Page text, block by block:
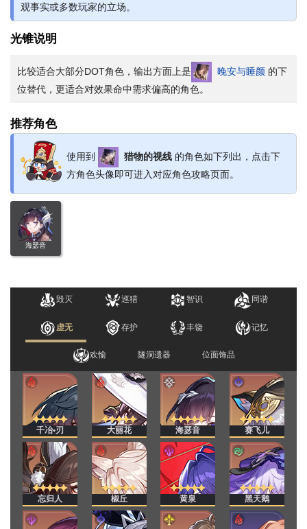
观事实或多数玩家的立场。
光锥说明
比较适合大部分DOT角色，输出方面上是 晚安与睡颜 的下
位替代，更适合对效果命中需求偏高的角色。
推荐角色
使用到 猎物的视线 的角色如下列出，点击下
方角色头像即可进入对应角色攻略页面。
海瑟音
毁灭 巡猎 智识 同谐
虚无 存护 丰饶 记忆
欢愉 隧洞遗器 位面饰品
千冶•刃 大丽花 海瑟音 赛飞儿
忘归人 椒丘 黄泉 黑天鹅